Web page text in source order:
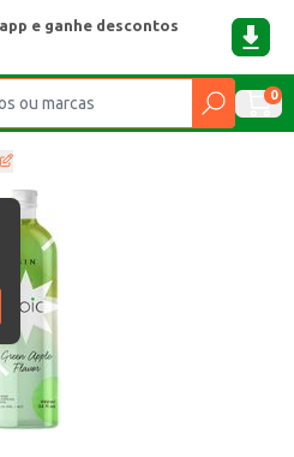
e ganhe descontos
0